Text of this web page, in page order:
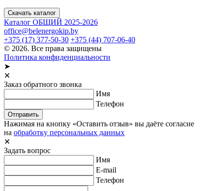
Скачать каталог
Каталог ОБЩИЙ 2025-2026
office@belenergokip.by
+375 (17) 377-50-30 +375 (44) 707-06-40
© 2026. Все права защищены
Политика конфиденциальности
➤
✕
Заказ обратного звонка
Имя
Телефон
Отправить
Нажимая на кнопку «Оставить отзыв» вы даёте согласие
на обработку персональных данных
✕
Задать вопрос
Имя
E-mail
Телефон